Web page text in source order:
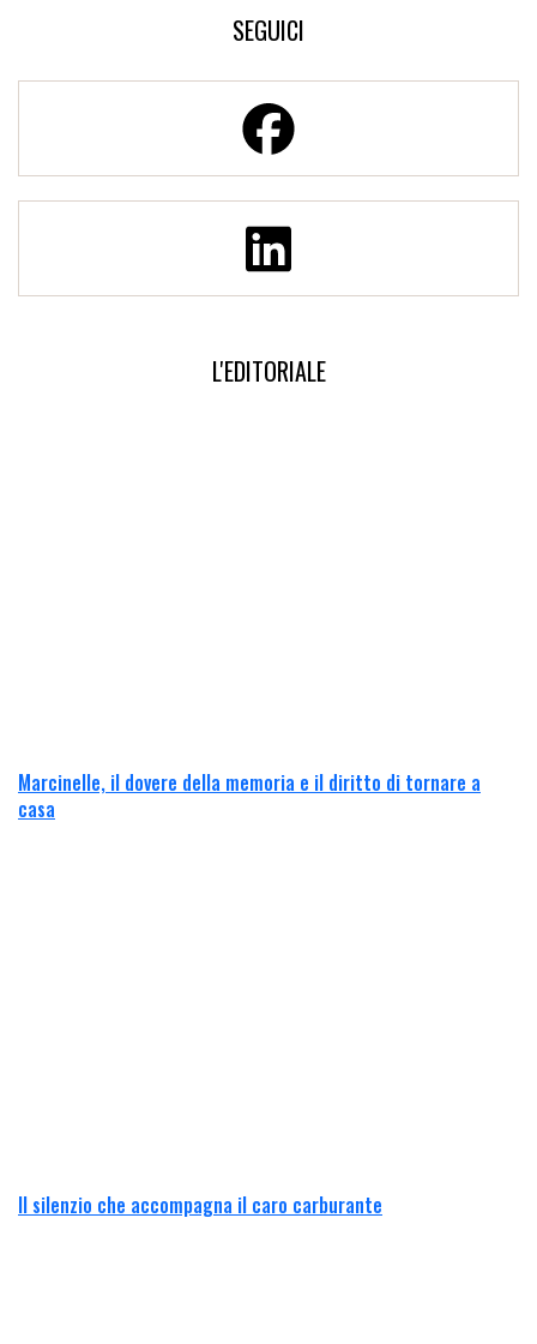
SEGUICI
L'EDITORIALE
Marcinelle, il dovere della memoria e il diritto di tornare a
casa
Il silenzio che accompagna il caro carburante